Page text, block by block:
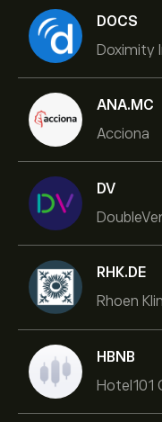
DOCS
Doximity
ANA.MC
Acciona
DV
RHK.DE
Rhoen
HBNB
Hotel101